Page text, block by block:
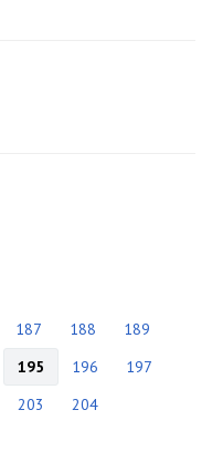
187 188
189
195 196
197
203
204